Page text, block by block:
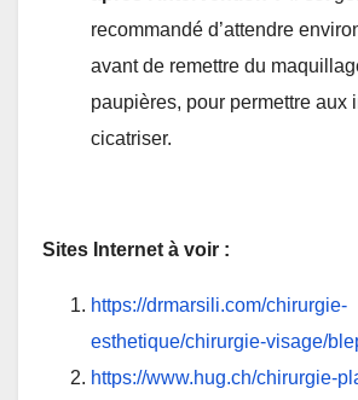
recommandé d’attendre
avant de remettre du
paupières, pour permettre aux
cicatriser.
Sites Internet à voir :
https://drmarsili.com/chirurgie-
esthetique/chirurgie-visage/
https://www.hug.ch/chirurgie-